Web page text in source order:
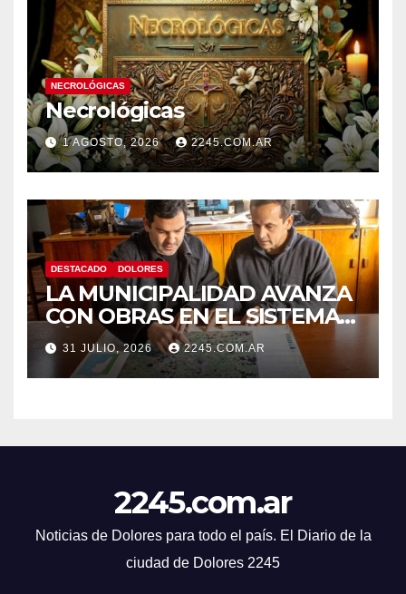
NECROLÓGICAS
Necrológicas
1 AGOSTO, 2026 2245.COM.AR
DESTACADO DOLORES
LA MUNICIPALIDAD AVANZA
CON OBRAS EN EL SISTEMA
HÍDRICO DE DOLORES
31 JULIO, 2026 2245.COM.AR
2245.com.ar
Noticias de Dolores para todo el país. El Diario de la
ciudad de Dolores 2245